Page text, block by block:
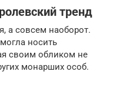
тренд
а совсем наоборот.
носить
своим обликом не
монарших особ.